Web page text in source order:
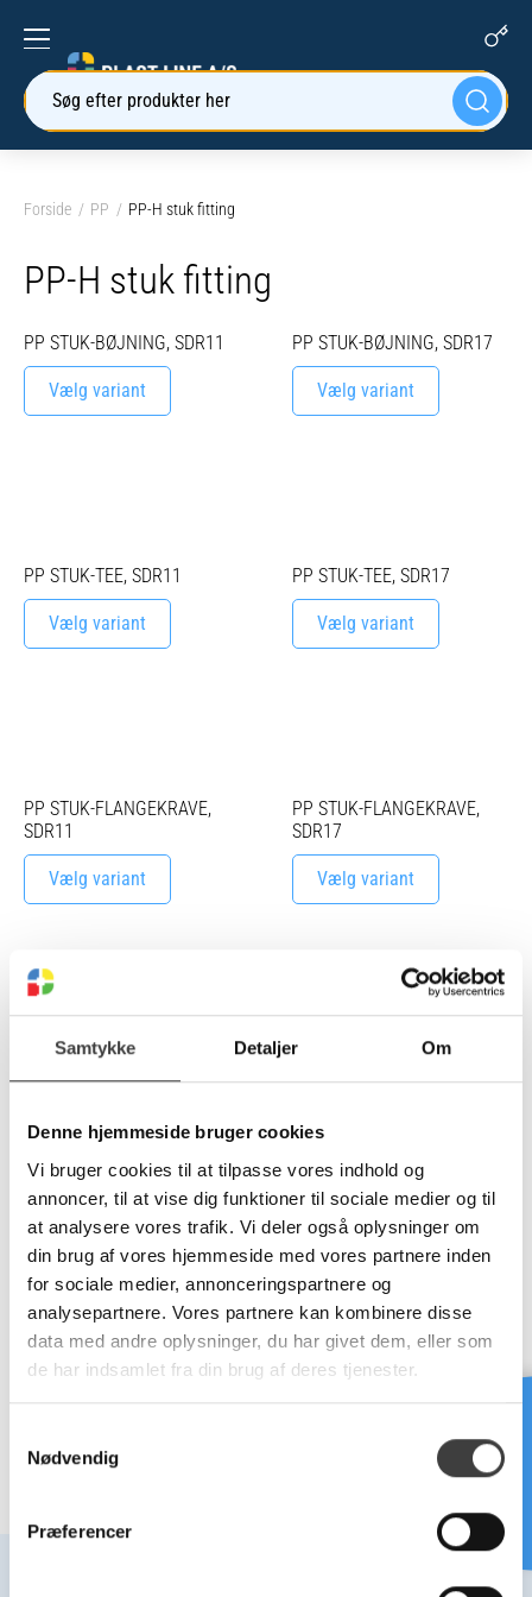
Samtykke Detaljer Om
Denne hjemmeside bruger cookies
Vi bruger cookies til at tilpasse vores indhold og
annoncer, til at vise dig funktioner til sociale medier og til
at analysere vores trafik. Vi deler også oplysninger om
din brug af vores hjemmeside med vores partnere inden
for sociale medier, annonceringspartnere og
analysepartnere. Vores partnere kan kombinere disse
data med andre oplysninger, du har givet dem, eller som
de har indsamlet fra din brug af deres tjenester.
Nødvendig
Præferencer
Søg efter produkter her
Forside PP PP-H stuk fitting
PP-H stuk fitting
PP STUK-BØJNING, SDR11
Vælg variant
PP STUK-BØJNING, SDR17
Vælg variant
PP STUK-TEE, SDR11
Vælg variant
PP STUK-TEE, SDR17
Vælg variant
PP STUK-FLANGEKRAVE,
SDR11
Vælg variant
PP STUK-FLANGEKRAVE,
SDR17
Vælg variant
PP STUK-REDUKTION,
SDR11
Vælg variant
SDR17
Vælg variant
PP STUK REDUCERET TEE,
SDR11 - BEIGE RAL 7032
Brug for hjælp?